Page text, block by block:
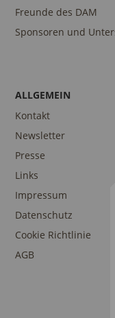
Freunde des DAM
Sponsoren und
ALLGEMEIN
Kontakt
Newsletter
Presse
Links
Impressum
Datenschutz
Cookie Richtlinie
AGB